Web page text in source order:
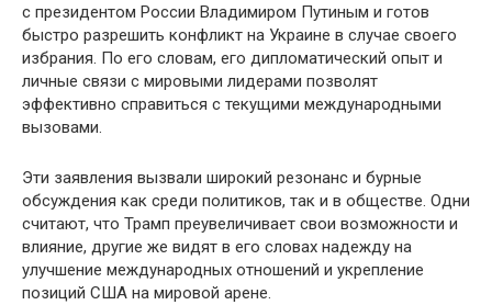
с президентом России Владимиром Путиным и готов
быстро разрешить конфликт на Украине в случае своего
избрания. По его словам, его дипломатический опыт и
личные связи с мировыми лидерами позволят
эффективно справиться с текущими международными
вызовами.
Эти заявления вызвали широкий резонанс и бурные
обсуждения как среди политиков, так и в обществе. Одни
считают, что Трамп преувеличивает свои возможности и
влияние, другие же видят в его словах надежду на
улучшение международных отношений и укрепление
позиций США на мировой арене.